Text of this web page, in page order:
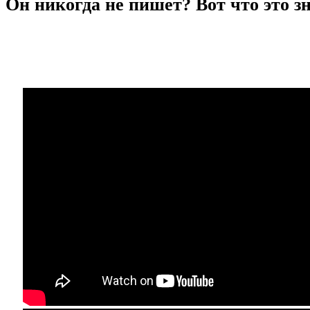
Он никогда не пишет? Вот что это